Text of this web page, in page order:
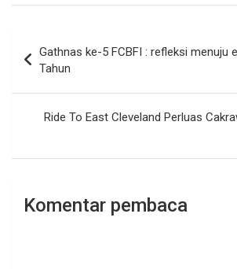
pos
Gathnas ke-5 FCBFI : refleksi menuju
Tahun
Ride To East Cleveland Perluas
Komentar pembaca